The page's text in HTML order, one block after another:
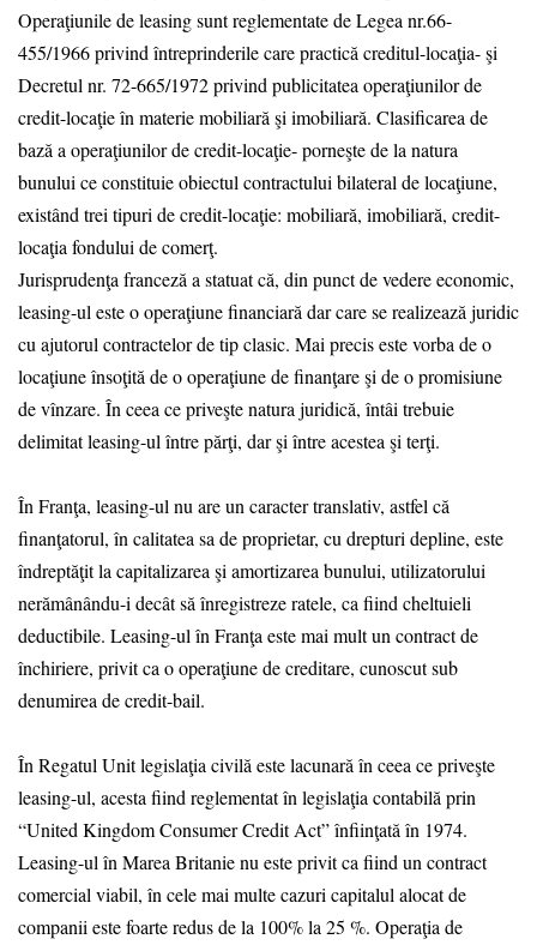
Operaţiunile de leasing sunt reglementate de Legea nr.66-
455/1966 privind întreprinderile care practică creditul-locaţia- şi
Decretul nr. 72-665/1972 privind publicitatea operaţiunilor de
credit-locaţie în materie mobiliară şi imobiliară. Clasificarea de
bază a operaţiunilor de credit-locaţie- porneşte de la natura
bunului ce constituie obiectul contractului bilateral de locaţiune,
existând trei tipuri de credit-locaţie: mobiliară, imobiliară, credit-
locaţia fondului de comerţ.
Jurisprudenţa franceză a statuat că, din punct de vedere economic,
leasing-ul este o operaţiune financiară dar care se realizează juridic
cu ajutorul contractelor de tip clasic. Mai precis este vorba de o
locaţiune însoţită de o operaţiune de finanţare şi de o promisiune
de vînzare. În ceea ce priveşte natura juridică, întâi trebuie
delimitat leasing-ul între părţi, dar şi între acestea şi terţi.
În Franţa, leasing-ul nu are un caracter translativ, astfel că
finanţatorul, în calitatea sa de proprietar, cu drepturi depline, este
îndreptăţit la capitalizarea şi amortizarea bunului, utilizatorului
nerămânându-i decât să înregistreze ratele, ca fiind cheltuieli
deductibile. Leasing-ul în Franţa este mai mult un contract de
închiriere, privit ca o operaţiune de creditare, cunoscut sub
denumirea de credit-bail.
În Regatul Unit legislaţia civilă este lacunară în ceea ce priveşte
leasing-ul, acesta fiind reglementat în legislaţia contabilă prin
“United Kingdom Consumer Credit Act” înfiinţată în 1974.
Leasing-ul în Marea Britanie nu este privit ca fiind un contract
comercial viabil, în cele mai multe cazuri capitalul alocat de
companii este foarte redus de la 100% la 25 %. Operaţia de